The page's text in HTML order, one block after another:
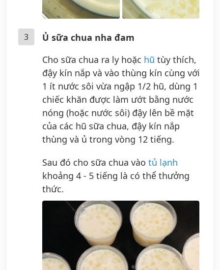
3
Ủ sữa chua nha đam
Cho sữa chua ra ly hoặc hũ tùy thích,
đậy kín nắp và vào thùng kín cùng với
1 ít nước sôi vừa ngập 1/2 hũ, dùng 1
chiếc khăn được làm ướt bằng nước
nóng (hoặc nước sôi) đậy lên bề mặt
của các hũ sữa chua, đậy kín nắp
thùng và ủ trong vòng 12 tiếng.
Sau đó cho sữa chua vào tủ lạnh
khoảng 4 - 5 tiếng là có thể thưởng
thức.